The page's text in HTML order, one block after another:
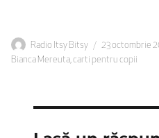
Autor
Radio Itsy Bitsy
Publicat
pe
23 octombrie
Bianca Mereuta,carti pentru copii